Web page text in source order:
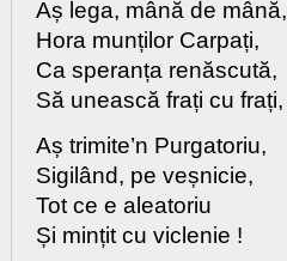
Aș lega, mână de mână,
Hora munților Carpați,
Ca speranța renăscută,
Să unească frați cu frați,
Aș trimite’n Purgatoriu,
Sigilând, pe veșnicie,
Tot ce e aleatoriu
Și mințit cu viclenie !